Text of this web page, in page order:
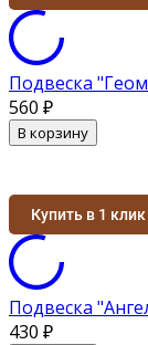
Подвеска
560 ₽
В корзину
Купить в 1 клик
Подвеска
430 ₽